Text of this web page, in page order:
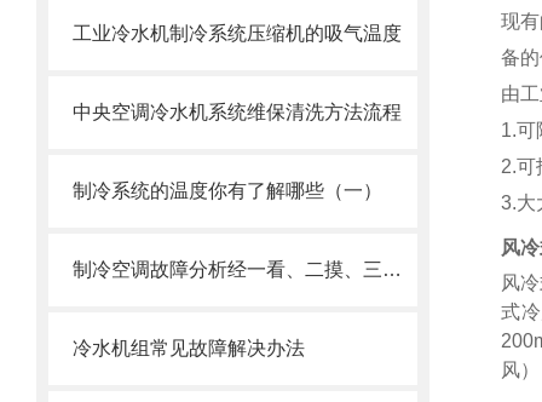
工业冷水机制冷系统压缩机的吸气温度
中央空调冷水机系统维保清洗方法流程
制冷系统的温度你有了解哪些（一）
制冷空调故障分析经一看、二摸、三听、四测后
冷水机组常见故障解决办法
现
备
由
1.可
2.可
3.大
风
风
式
风